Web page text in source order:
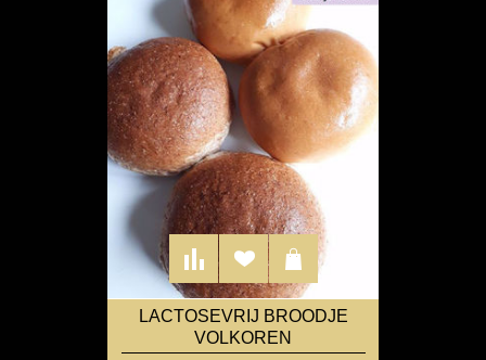
LACTOSEVRIJ BROODJE
VOLKOREN